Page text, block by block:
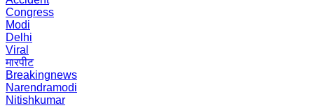
Congress
Modi
Delhi
Viral
मारपीट
Breakingnews
Narendramodi
Nitishkumar